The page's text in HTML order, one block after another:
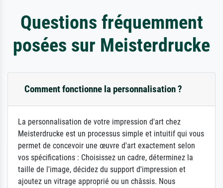
Questions fréquemment
posées sur Meisterdrucke
Comment fonctionne la personnalisation ?
La personnalisation de votre impression d'art chez
Meisterdrucke est un processus simple et intuitif qui vous
permet de concevoir une œuvre d'art exactement selon
vos spécifications : Choisissez un cadre, déterminez la
taille de l'image, décidez du support d'impression et
ajoutez un vitrage approprié ou un châssis. Nous